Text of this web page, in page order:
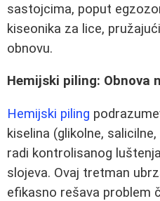
sastojcima, poput
kiseonika za lice,
obnovu.
Hemijski piling: Obnova
Hemijski piling
kiselina (glikolne,
radi kontrolisanog
slojeva. Ovaj tretman
efikasno rešava problem